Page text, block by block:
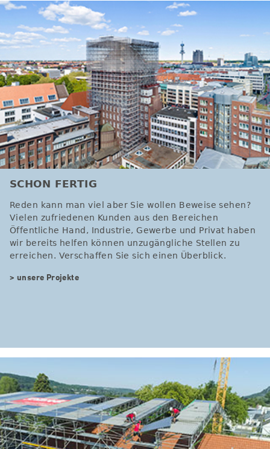
SCHON FERTIG
Reden kann man viel aber Sie wollen Beweise sehen?
Vielen zufriedenen Kunden aus den Bereichen
Öffentliche Hand, Industrie, Gewerbe und Privat haben
wir bereits helfen können unzugängliche Stellen zu
erreichen. Verschaffen Sie sich einen Überblick.
> unsere Projekte